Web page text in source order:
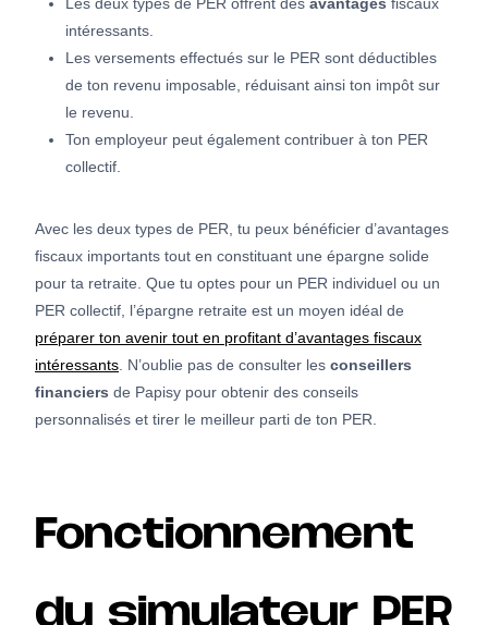
intéressants.
Les versements effectués sur le PER sont déductibles
de ton revenu imposable, réduisant ainsi ton impôt sur
le revenu.
Ton employeur peut également contribuer à ton PER
collectif.
Avec les deux types de PER, tu peux bénéficier d’avantages
fiscaux importants tout en constituant une épargne solide
pour ta retraite. Que tu optes pour un PER individuel ou un
PER collectif, l’épargne retraite est un moyen idéal de
préparer ton avenir tout en profitant d’avantages fiscaux
intéressants . N’oublie pas de consulter les conseillers
financiers de Papisy pour obtenir des conseils
personnalisés et tirer le meilleur parti de ton PER.
Fonctionnement
du simulateur PER